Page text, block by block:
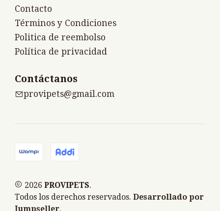
Contacto
Términos y Condiciones
Politica de reembolso
Política de privacidad
Contáctanos
provipets@gmail.com
2026 PROVIPETS.
Todos los derechos reservados. Desarrollado por
Jumpseller.